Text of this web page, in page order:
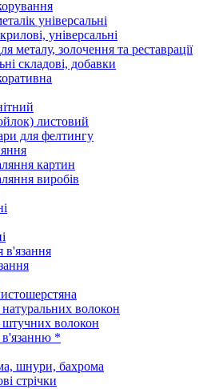
універсальні
універсальні
металу, золочення та реставрації
складові, добавки
листовий
для фелтингу
картин
виробів
в'язання
волокон
волокон
в'язанню *
шнури, бахрома
стрічки